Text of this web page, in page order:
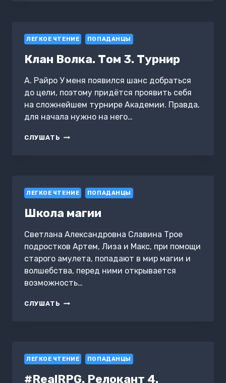
ТЬМУ
ЛЕГКОЕ ЧТЕНИЕ ПОПАДАНЦЫ
Клан Волка. Том 3. Турнир
А. Райро У меня появился шанс добраться
до цели, поэтому придётся проявить себя
на сложнейшем турнире Академии. Правда,
для начала нужно на него…
СЛУШАТЬ КЛАН
ЛЕГКОЕ ЧТЕНИЕ ПОПАДАНЦЫ
Школа магии
Светлана Александровна Славина Трое
подростков Артем, Лиза и Макс, при помощи
старого амулета, попадают в мир магии и
волшебства, перед ними открывается
возможность…
СЛУШАТЬ ШКОЛА
ЛЕГКОЕ ЧТЕНИЕ ПОПАДАНЦЫ
#RealRPG. Релокант 4.